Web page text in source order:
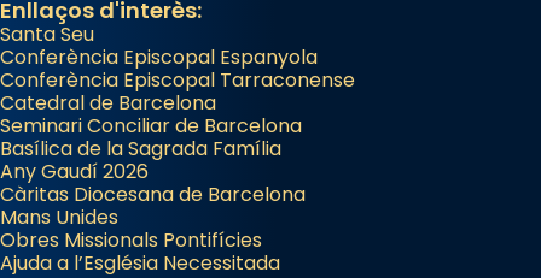
Enllaços d'interès:
Santa Seu
Conferència Episcopal Espanyola
Conferència Episcopal Tarraconense
Catedral de Barcelona
Seminari Conciliar de Barcelona
Basílica de la Sagrada Família
Any Gaudí 2026
Càritas Diocesana de Barcelona
Mans Unides
Obres Missionals Pontifícies
Ajuda a l’Església Necessitada